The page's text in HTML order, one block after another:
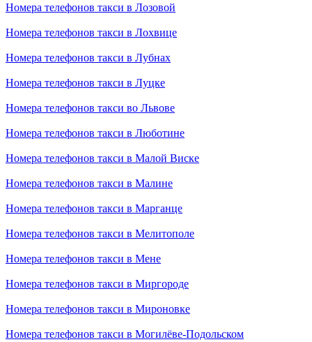
Номера телефонов такси в Лозовой
Номера телефонов такси в Лохвице
Номера телефонов такси в Лубнах
Номера телефонов такси в Луцке
Номера телефонов такси во Львове
Номера телефонов такси в Люботине
Номера телефонов такси в Малой Виске
Номера телефонов такси в Малине
Номера телефонов такси в Марганце
Номера телефонов такси в Мелитополе
Номера телефонов такси в Мене
Номера телефонов такси в Миргороде
Номера телефонов такси в Мироновке
Номера телефонов такси в Могилёве-Подольском